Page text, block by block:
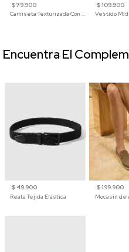
$ 79.900
Camiseta Texturizada Con Cuello En V Para Mujer
$ 109.900
$ 49.900
Reata Tejida Elástica
$ 199.900
Encuentra El